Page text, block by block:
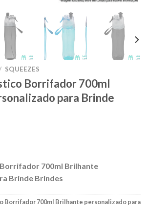
SQUEEZES
Borrifador 700ml
para Brinde
700ml Brilhante
Brinde Brindes
Borrifador 700ml Brilhante personalizado para